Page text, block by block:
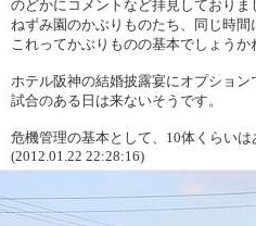
のどかにコメントなど拝見しておりま
ねずみ園のかぶりものたち、同じ時
これってかぶりものの基本でしょうか
ホテル阪神の結婚披露宴にオプショ
試合のある日は来ないそうです。
危機管理の基本として、10体くらい
(2012.01.22 22:28:16)